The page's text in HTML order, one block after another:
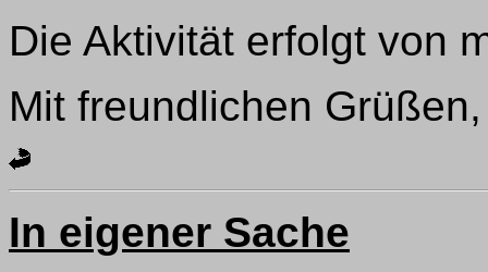
Die Aktivität erfolgt von
Mit freundlichen
In eigener Sache